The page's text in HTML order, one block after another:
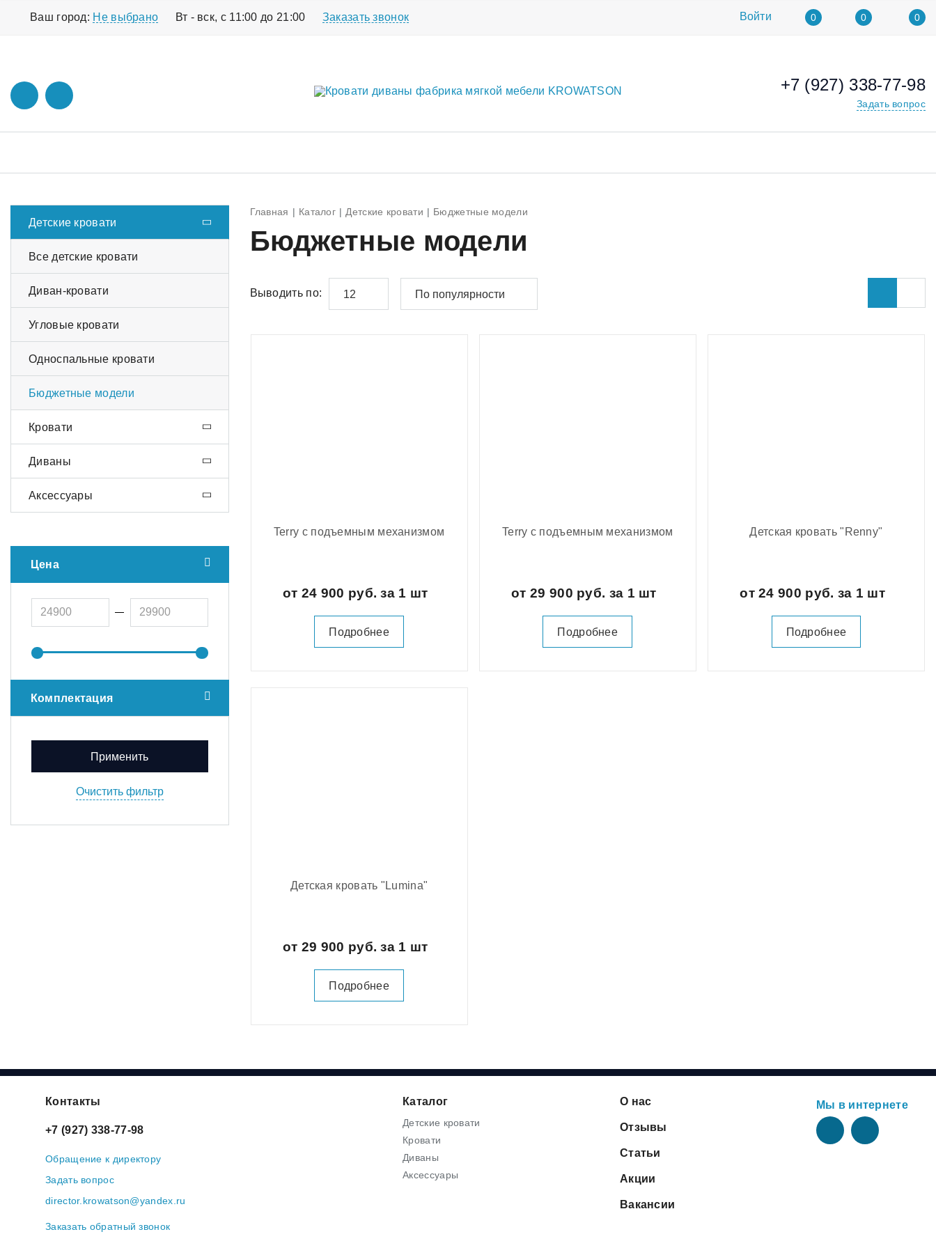
Ваш город: Не выбрано Вт - вск, с 11:00 до 21:00 Заказать звонок Войти 0 0 0
+7 (927) 338-77-98
Задать вопрос
Главная Каталог Детские кровати Бюджетные модели
Бюджетные модели
Выводить по: 12 По популярности
Terry с подъемным механизмом
от 24 900 руб. за 1 шт
Подробнее
Terry с подъемным механизмом
от 29 900 руб. за 1 шт
Подробнее
Детская кровать "Renny"
от 24 900 руб. за 1 шт
Подробнее
Детская кровать "Lumina"
от 29 900 руб. за 1 шт
Подробнее
Детские кровати
Все детские кровати
Диван-кровати
Угловые кровати
Односпальные кровати
Бюджетные модели
Кровати
Диваны
Аксессуары
Цена
Комплектация
Контакты
+7 (927) 338-77-98
Обращение к директору
Задать вопрос
director.krowatson@yandex.ru
Заказать обратный звонок
Мы в интернете
Каталог
Детские кровати
Кровати
Диваны
Аксессуары
О нас
Отзывы
Статьи
Акции
Вакансии